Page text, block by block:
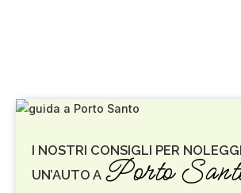
I NOSTRI CONSIGLI PER
UN’AUTO A Porto